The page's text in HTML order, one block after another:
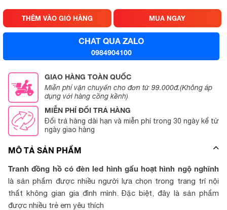
THÊM VÀO GIỎ HÀNG MUA NGAY
CHAT QUA ZALO
0984904100
GIAO HÀNG TOÀN QUỐC
Miễn phí vận chuyển cho đơn từ 99.000đ.(Không áp
dụng với hàng cồng kềnh)
MIỄN PHÍ ĐỔI TRẢ HÀNG
Đổi trả hàng dài hạn và miễn phí trong 30 ngày kể từ
ngày giao hàng
MÔ TẢ SẢN PHẨM
Tranh đồng hồ có đèn led hình gấu hoạt hình ngộ nghĩnh
là sản phẩm được nhiều người lựa chọn trong trang trí nội
thất không gian gia đình mình. Đặc biệt, đây là sản phẩm
được nhiều trẻ em yêu thích